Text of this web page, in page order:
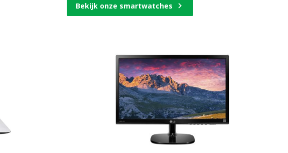
Bekijk onze smartwatches